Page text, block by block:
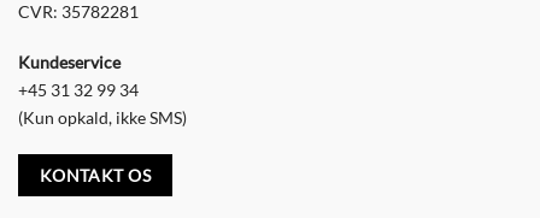
CVR: 35782281
Kundeservice
+45 31 32 99 34
(Kun opkald, ikke SMS)
KONTAKT OS